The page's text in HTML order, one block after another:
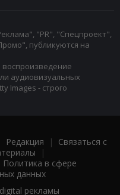
"PR", "Спецпроект",
публикуются на
аудиовизуальных
Images - строго
Редакция | Связаться с
|
Политика в сфере
данных
рекламы